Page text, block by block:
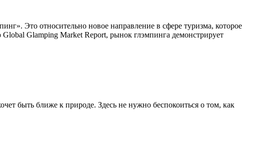
Это относительно новое направление в сфере туризма, которое
Glamping Market Report, рынок глэмпинга демонстрирует
быть ближе к природе. Здесь не нужно беспокоиться о том, как